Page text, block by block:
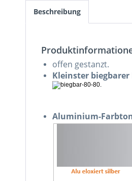
Beschreibung
offen gestanzt.
Kleinster
Aluminium-